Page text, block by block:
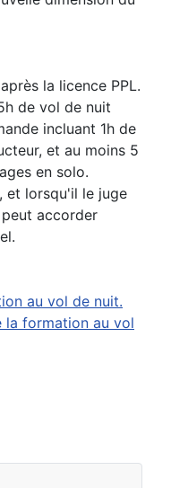
la licence PPL.
de vol de nuit
incluant 1h de
et au moins 5
en solo.
et lorsqu'il le juge
accorder
au vol de nuit.
la formation au vol